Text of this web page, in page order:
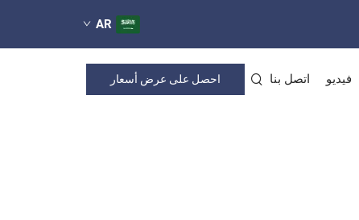
AR
فيديو اتصل بنا احصل على عرض أسعار